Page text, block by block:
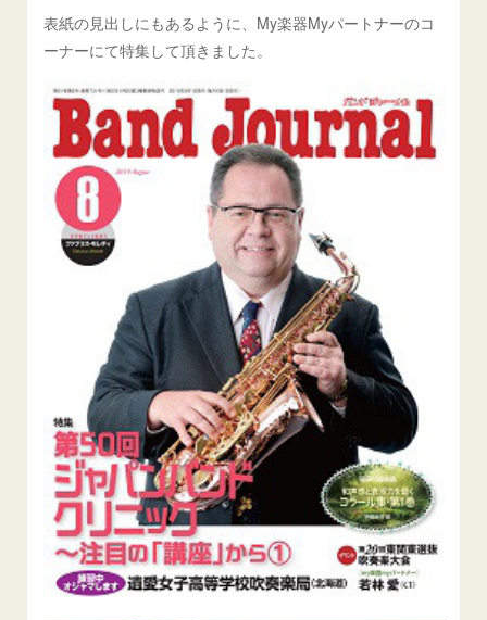
表紙の見出しにもあるように、My楽器Myパートナーのコ
ーナーにて特集して頂きました。